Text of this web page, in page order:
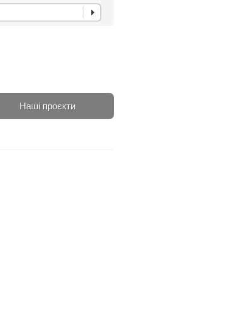
Наші проєкти